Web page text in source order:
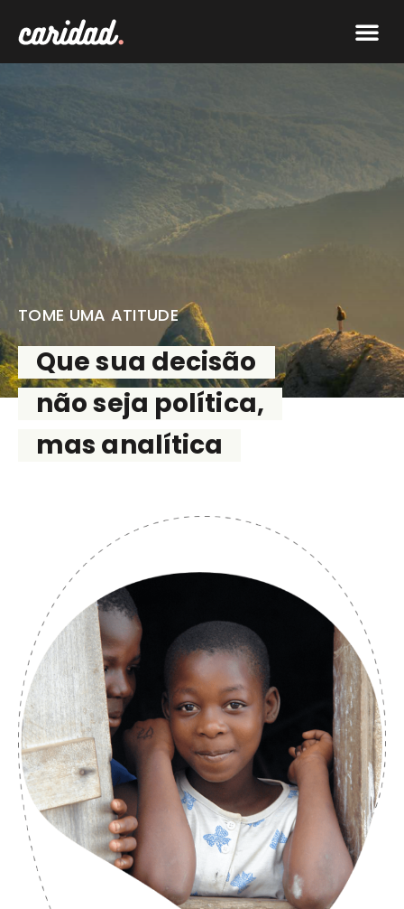
TOME UMA ATITUDE
Que sua decisão
não seja política,
mas analítica